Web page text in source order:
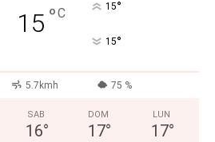
15 °C 15°
15°
5.7kmh 75 %
SAB
16°
DOM
17°
LUN
17°